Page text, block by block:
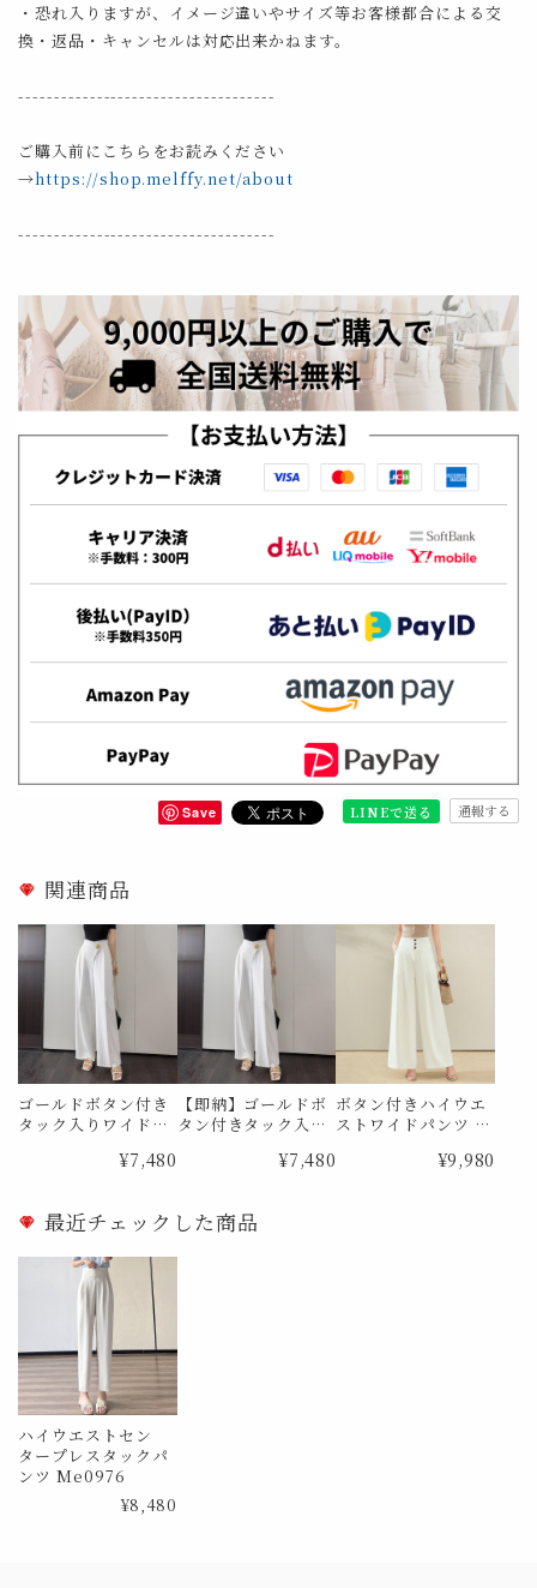
・恐れ入りますが、イメージ違いやサイズ等お客様都合による交
換・返品・キャンセルは対応出来かねます。
------------------------------------
ご購入前にこちらをお読みください
→https://shop.melffy.net/about
------------------------------------
Save LINEで送る 通報する
関連商品
ゴールドボタン付き
タック入りワイド
¥7,480
【即納】ゴールドボ
タン付きタック入り
Me0922 Sサイズ
¥7,480
ボタン付きハイウエ
ストワイドパンツ M
¥9,980
最近チェックした商品
ハイウエストセン
タープレスタックパ
ンツ Me0976
¥8,480